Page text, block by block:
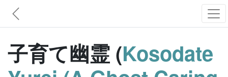
子育て幽霊 (Kosodate